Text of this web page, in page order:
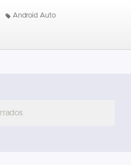
Android Auto